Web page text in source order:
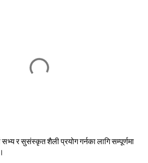
सभ्य र सुसंस्कृत शैली प्रयोग गर्नका लागि सम्पूर्णमा